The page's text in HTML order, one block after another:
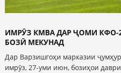
ИМРӮЗ КМВА ДАР ҶОМИ КФО-
БОЗӢ МЕКУНАД
Дар Варзишгоҳи марказии
имрӯз, 27-уми июн, бозиҳои